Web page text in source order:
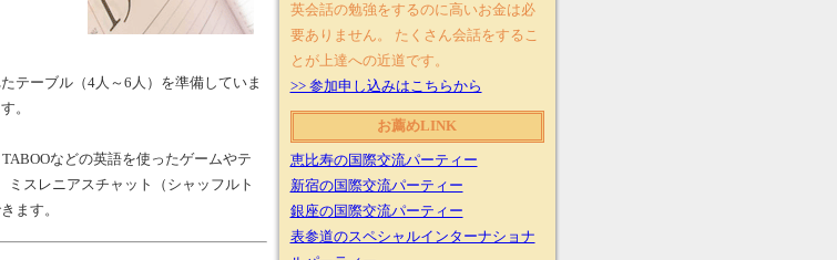
テーブル（4人～6人）を準備していま
。
などの英語を使ったゲームやテ
スレニアスチャット（シャッフルト
ます。
英会話の勉強をするのに高いお金は必
要ありません。 たくさん会話をするこ
とが上達への近道です。
>> 参加申し込みはこちらから
お薦めLINK
恵比寿の国際交流パーティー
新宿の国際交流パーティー
銀座の国際交流パーティー
表参道のスペシャルインターナショナ